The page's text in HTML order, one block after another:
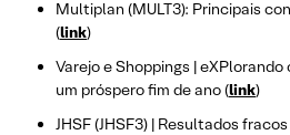
Multiplan (MULT3): Principais
(link)
Varejo e Shoppings |
um próspero fim de ano (link)
JHSF (JHSF3) | Resultados